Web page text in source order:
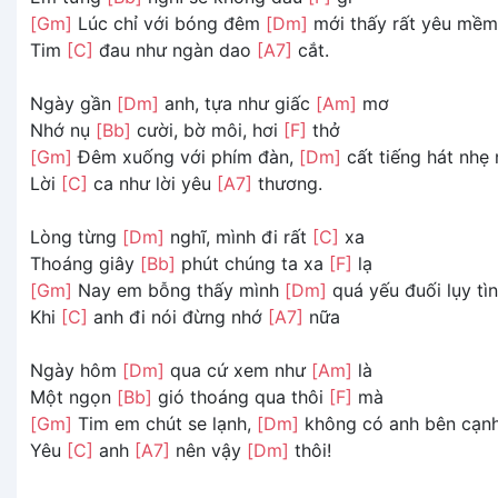
[Gm] Lúc chỉ với bóng đêm [Dm] mới thấy rất yêu mềm
Tim [C] đau như ngàn dao [A7] cắt.
Ngày gần [Dm] anh, tựa như giấc [Am] mơ
Nhớ nụ [Bb] cười, bờ môi, hơi [F] thở
[Gm] Đêm xuống với phím đàn, [Dm] cất tiếng hát nhẹ
Lời [C] ca như lời yêu [A7] thương.
Lòng từng [Dm] nghĩ, mình đi rất [C] xa
Thoáng giây [Bb] phút chúng ta xa [F] lạ
[Gm] Nay em bỗng thấy mình [Dm] quá yếu đuối lụy
Khi [C] anh đi nói đừng nhớ [A7] nữa
Ngày hôm [Dm] qua cứ xem như [Am] là
Một ngọn [Bb] gió thoáng qua thôi [F] mà
[Gm] Tim em chút se lạnh, [Dm] không có anh bên
Yêu [C] anh [A7] nên vậy [Dm] thôi!